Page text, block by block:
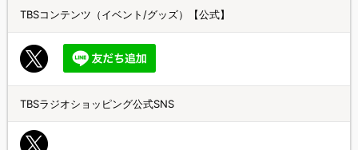
TBSコンテンツ（イベント/グッズ）【公式】
TBSラジオショッピング公式SNS